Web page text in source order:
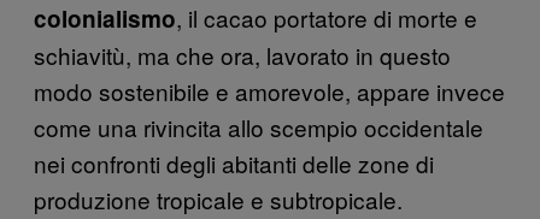
colonialismo, il cacao portatore di morte e
schiavitù, ma che ora, lavorato in questo
modo sostenibile e amorevole, appare invece
come una rivincita allo scempio occidentale
nei confronti degli abitanti delle zone di
produzione tropicale e subtropicale.